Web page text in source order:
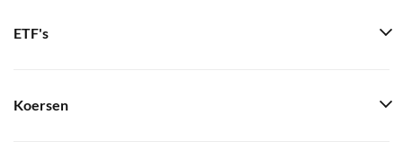
ETF's
Koersen